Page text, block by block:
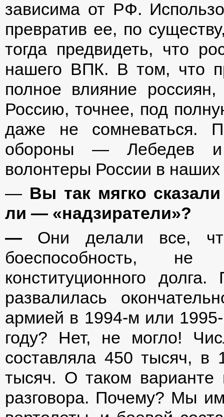
зависима от РФ.
превратив ее, по
тогда предвидеть, что
нашего ВПК. В том, что
полное влияние
Россию, точнее, под
даже не сомневаться.
обороны — Лебедев и
волонтеры России в
— Вы так мягко
ли — «надзиратели»?
— Они делали все,
боеспособность,
конституционного
развалилась
армией в 1994-м или
году? Нет, не могло!
составляла 450 тысяч,
тысяч. О таком варианте
разговора. Почему? Мы